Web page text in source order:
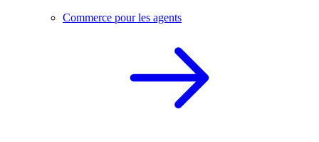
Commerce pour les agents